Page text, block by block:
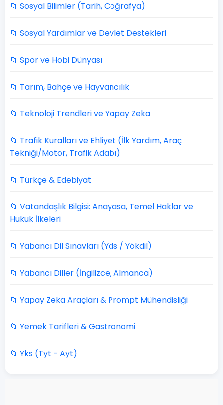
📁 Sosyal Bilimler (Tarih, Coğrafya)
📁 Sosyal Yardımlar ve Devlet Destekleri
📁 Spor ve Hobi Dünyası
📁 Tarım, Bahçe ve Hayvancılık
📁 Teknoloji Trendleri ve Yapay Zeka
📁 Trafik Kuralları ve Ehliyet (İlk Yardım, Araç
Tekniği/Motor, Trafik Adabı)
📁 Türkçe & Edebiyat
📁 Vatandaşlık Bilgisi: Anayasa, Temel Haklar ve
Hukuk İlkeleri
📁 Yabancı Dil Sınavları (Yds / Yökdil)
📁 Yabancı Diller (İngilizce, Almanca)
📁 Yapay Zeka Araçları & Prompt Mühendisliği
📁 Yemek Tarifleri & Gastronomi
📁 Yks (Tyt - Ayt)